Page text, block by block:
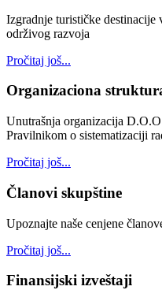
Izgradnje turističke
održivog razvoja
Pročitaj još...
Organizaciona
Unutrašnja organizacija
Pravilnikom o sistematizaciji
Pročitaj još...
Članovi skupštine
Upoznajte naše cenjene
Pročitaj još...
Finansijski izveštaji